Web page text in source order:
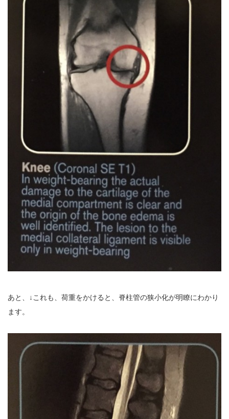
あと、↓これも、荷重をかけると、脊柱管の狭小化が明瞭にわかり
ます。